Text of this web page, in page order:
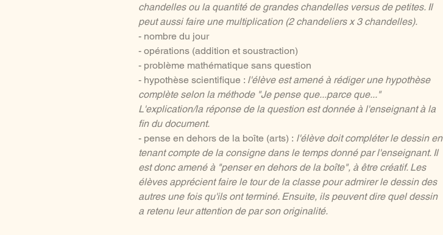
chandelles ou la quantité de grandes chandelles versus de petites. Il
peut aussi faire une multiplication (2 chandeliers x 3 chandelles).
- nombre du jour
- opérations (addition et soustraction)
- problème mathématique sans question
- hypothèse scientifique : l'élève est amené à rédiger une hypothèse
complète selon la méthode "Je pense que...parce que..."
L'explication/la réponse de la question est donnée à l'enseignant à la
fin du document.
- pense en dehors de la boîte (arts) : l'élève doit compléter le dessin en
tenant compte de la consigne dans le temps donné par l'enseignant. Il
est donc amené à "penser en dehors de la boîte", à être créatif. Les
élèves apprécient faire le tour de la classe pour admirer le dessin des
autres une fois qu'ils ont terminé. Ensuite, ils peuvent dire quel dessin
a retenu leur attention de par son originalité.